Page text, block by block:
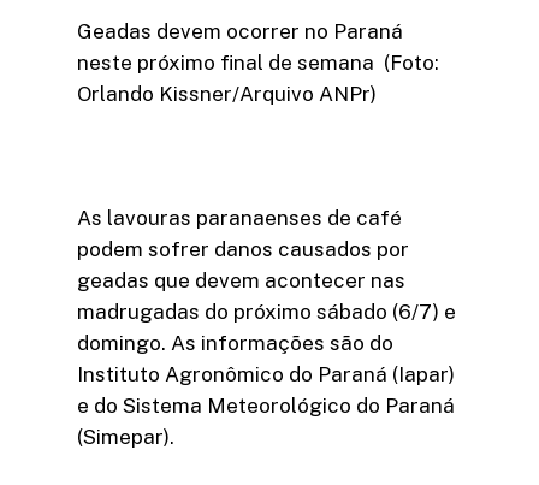
Geadas devem ocorrer no Paraná
neste próximo final de semana (Foto:
Orlando Kissner/Arquivo ANPr)
As lavouras paranaenses de café
podem sofrer danos causados por
geadas que devem acontecer nas
madrugadas do próximo sábado (6/7) e
domingo. As informações são do
Instituto Agronômico do Paraná (Iapar)
e do Sistema Meteorológico do Paraná
(Simepar).